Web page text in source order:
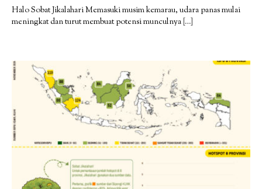
Halo Sobat Jikalahari Memasuki musim kemarau, udara panas mulai
meningkat dan turut membuat potensi munculnya […]